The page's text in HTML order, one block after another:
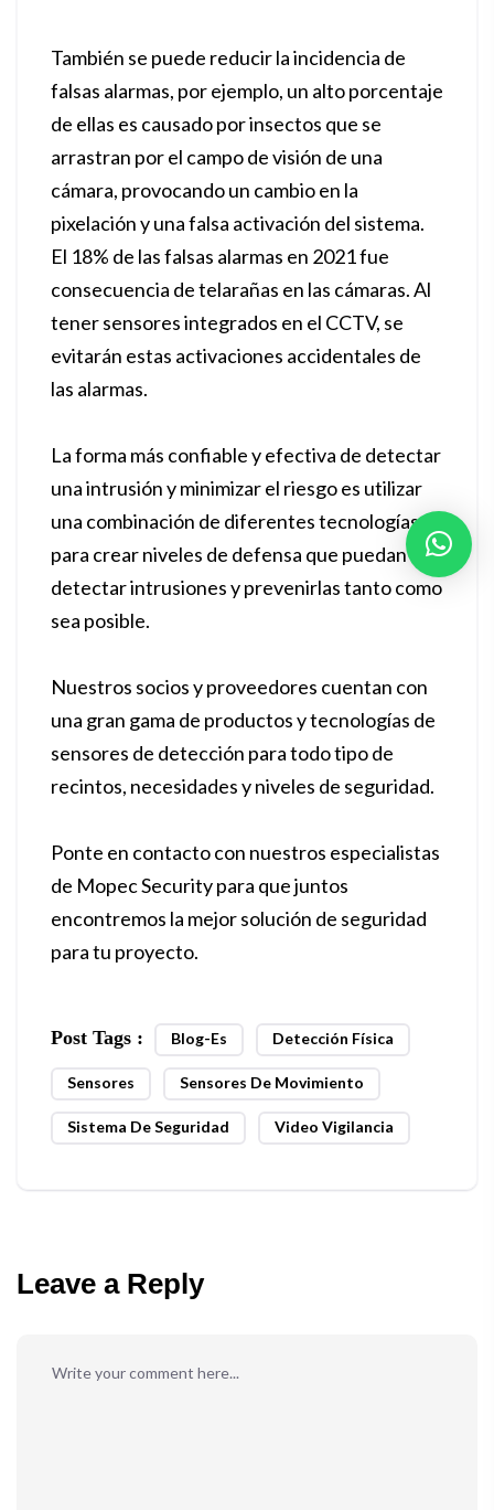
También se puede reducir la incidencia de
falsas alarmas, por ejemplo, un alto porcentaje
de ellas es causado por insectos que se
arrastran por el campo de visión de una
cámara, provocando un cambio en la
pixelación y una falsa activación del sistema.
El 18% de las falsas alarmas en 2021 fue
consecuencia de telarañas en las cámaras. Al
tener sensores integrados en el CCTV, se
evitarán estas activaciones accidentales de
las alarmas.
La forma más confiable y efectiva de detectar
una intrusión y minimizar el riesgo es utilizar
una combinación de diferentes tecnologías
para crear niveles de defensa que puedan
detectar intrusiones y prevenirlas tanto como
sea posible.
Nuestros socios y proveedores cuentan con
una gran gama de productos y tecnologías de
sensores de detección para todo tipo de
recintos, necesidades y niveles de seguridad.
Ponte en contacto con nuestros especialistas
de Mopec Security para que juntos
encontremos la mejor solución de seguridad
para tu proyecto.
Post Tags : Blog-Es Detección Física
Sensores Sensores De Movimiento
Sistema De Seguridad Video Vigilancia
Leave a Reply